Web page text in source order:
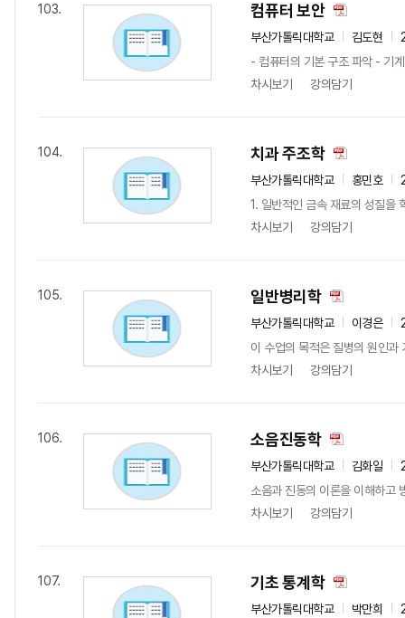
103. 컴퓨터 보안
부산가톨릭대학교 김도현
- 컴퓨터의 기본 구조 파악 - 기
차시보기
강의담기
104. 치과 주조학
부산가톨릭대학교 홍민호
1. 일반적인 금속 재료의 성질을
차시보기
강의담기
105. 일반병리학
부산가톨릭대학교 이경은
이 수업의 목적은 질병의 원인과
차시보기
강의담기
106. 소음진동학
부산가톨릭대학교 김화일
소음과 진동의 이론을 이해하고
차시보기
강의담기
107. 기초 통계학
부산가톨릭대학교 박만희